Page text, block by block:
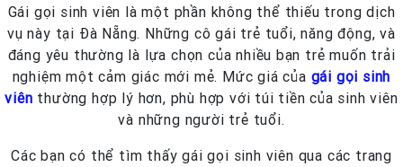
Gái gọi sinh viên là một phần không thể thiếu trong dịch
vụ này tại Đà Nẵng. Những cô gái trẻ tuổi, năng động, và
đáng yêu thường là lựa chọn của nhiều bạn trẻ muốn trải
nghiệm một cảm giác mới mẻ. Mức giá của gái gọi sinh
viên thường hợp lý hơn, phù hợp với túi tiền của sinh viên
và những người trẻ tuổi.
Các bạn có thể tìm thấy gái gọi sinh viên qua các trang